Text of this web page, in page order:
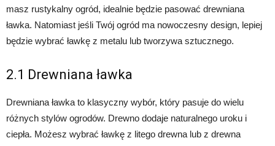
masz rustykalny ogród, idealnie będzie pasować drewniana
ławka. Natomiast jeśli Twój ogród ma nowoczesny design, lepiej
będzie wybrać ławkę z metalu lub tworzywa sztucznego.
2.1 Drewniana ławka
Drewniana ławka to klasyczny wybór, który pasuje do wielu
różnych stylów ogrodów. Drewno dodaje naturalnego uroku i
ciepła. Możesz wybrać ławkę z litego drewna lub z drewna